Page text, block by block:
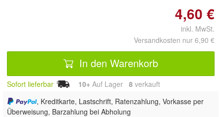
4,60 €
inkl. MwSt.
Versandkosten nur 6,90 €
In den Warenkorb
Sofort lieferbar 10+ Auf Lager 8 verkauft
, Kreditkarte, Lastschrift, Ratenzahlung, Vorkasse per
Überweisung, Barzahlung bei Abholung